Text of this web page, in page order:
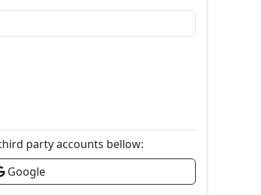
party accounts bellow:
Google